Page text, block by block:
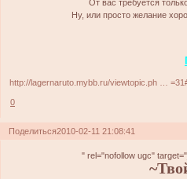
От вас требуется
Ну, или просто желание
http://lagernaruto.mybb.ru/viewtopic.ph …
0
Поделиться2010-02-11 21:08:41
" rel="nofollow ugc"